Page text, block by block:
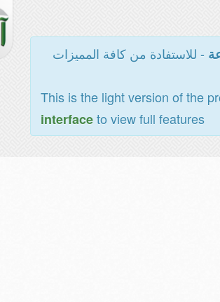
- للاستفادة من كافة المميزات
This is the light version of the
interfaceto view full features